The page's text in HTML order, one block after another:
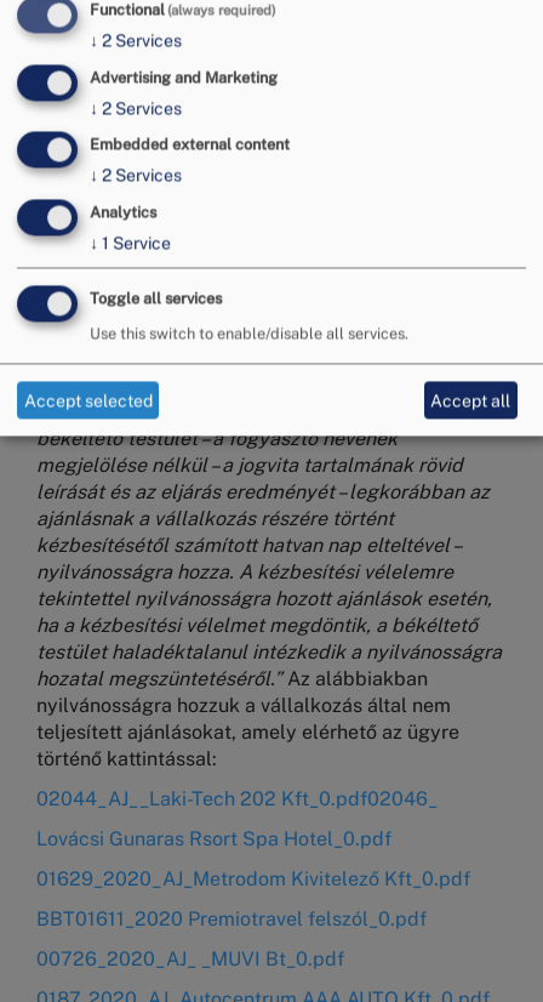
A fogyasztóvédelmi törvényben meghatározásra
került, hogy a békéltető testület nyilvánosságra
hozza azokat az ajánlásokat, amelyeket a
vállalkozások nem teljesítettek, a fogyasztó
adatainak megjelölése nélkül. A Budapesti
Békéltető Testület ezúton közzéteszi az érintett,
nyilvánosságra hozandó döntéseket.
Az Fgytv. 36. § (1) bekezdése szerint:
vállalkozás a tanács ajánlásának nem tesz eleget, a
békéltető testület – a fogyasztó nevének
megjelölése nélkül – a jogvita tartalmának rövid
leírását és az eljárás eredményét – legkorábban az
ajánlásnak a vállalkozás részére történt
kézbesítésétől számított hatvan nap elteltével –
nyilvánosságra hozza. A kézbesítési vélelemre
tekintettel nyilvánosságra hozott ajánlások esetén,
ha a kézbesítési vélelmet megdöntik, a békéltető
testület haladéktalanul intézkedik a nyilvánosságra
hozatal megszüntetéséről.”Az alábbiakban
nyilvánosságra hozzuk a vállalkozás által nem
teljesített ajánlásokat, amely elérhető az ügyre
történő kattintással:
02044_AJ__Laki-Tech 202 Kft_0.pdf02046_
Lovácsi Gunaras Rsort Spa Hotel_0.pdf
01629_2020_AJ_Metrodom Kivitelező Kft_0.pdf
BBT01611_2020 Premiotravel felszól_0.pdf
00726_2020_AJ_ _MUVI Bt_0.pdf
Functional(always required)
↓ 2 Services
Advertising and Marketing
↓ 2 Services
Embedded external content
↓ 2 Services
Analytics
↓ 1 Service
Toggle all services
Use this switch to enable/disable all services.
Accept selected Accept all